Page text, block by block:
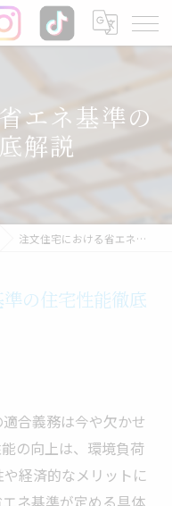
エネ基準の
解説
注文住宅における省エネ基準の住宅性能徹底解説
の住宅性能徹底
合義務は今や欠かせ
の向上は、環境負荷
経済的なメリットに
ネ基準が定める具体